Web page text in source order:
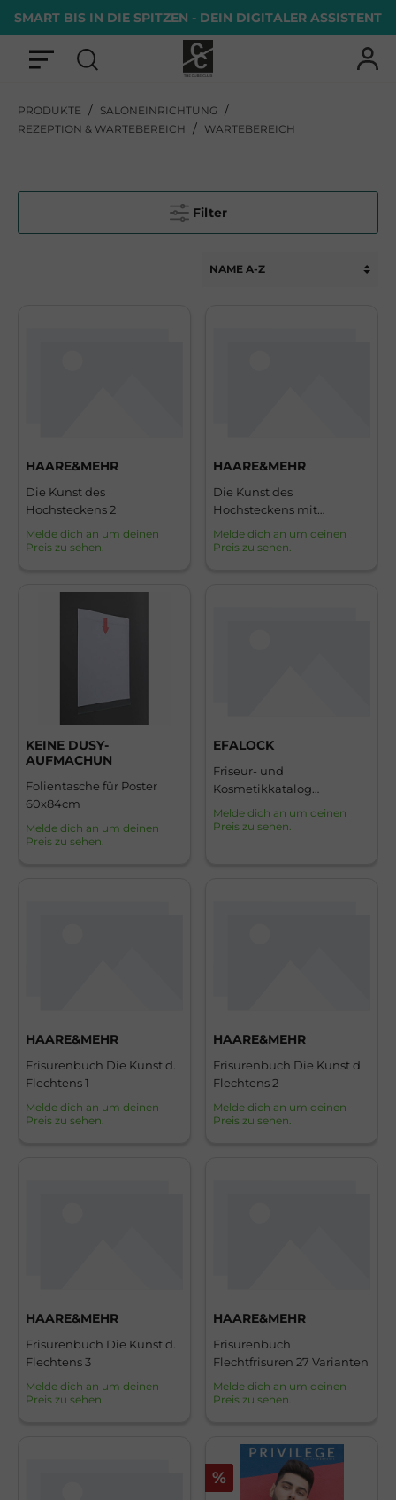
SMART BIS IN DIE SPITZEN - DEIN DIGITALER ASSISTENT
PRODUKTE / SALONEINRICHTUNG /
REZEPTION & WARTEBEREICH / WARTEBEREICH
Filter
HAARE&MEHR
Die Kunst des
Hochsteckens 2
Melde dich an um deinen
Preis zu sehen.
HAARE&MEHR
Die Kunst des
Hochsteckens mit
Flechten
Melde dich an um deinen
Preis zu sehen.
KEINE DUSY-
AUFMACHUN
Folientasche für Poster
60x84cm
Melde dich an um deinen
Preis zu sehen.
EFALOCK
Friseur- und
Kosmetikkatalog
2023/2024
Melde dich an um deinen
Preis zu sehen.
HAARE&MEHR
Frisurenbuch Die Kunst d.
Flechtens 1
Melde dich an um deinen
Preis zu sehen.
HAARE&MEHR
Frisurenbuch Die Kunst d.
Flechtens 2
Melde dich an um deinen
Preis zu sehen.
HAARE&MEHR
Frisurenbuch Die Kunst d.
Flechtens 3
Melde dich an um deinen
Preis zu sehen.
HAARE&MEHR
Frisurenbuch
Flechtfrisuren 27 Varianten
Melde dich an um deinen
Preis zu sehen.
%